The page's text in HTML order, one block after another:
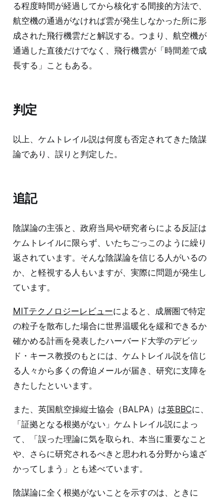
る程度時間が経過してから核化する間接的方法で、
航空機の通過がなければ雲が発生しなかった所に形
成された飛行機雲だと解説する。つまり、航空機が
通過した直後だけでなく、飛行機雲が「時間差で成
長する」こともある。
判定
以上、ケムトレイル説は何度も否定されてきた陰謀
論であり、誤りと判定した。
追記
陰謀論の主張と、政府当局や研究者らによる反証は
ケムトレイルに限らず、いたちごっこのように繰り
返されています。そんな陰謀論を信じる人がいるの
か、と軽視する人もいますが、実際に問題が発生し
ています。
MITテクノロジーレビューによると、成層圏で特定
の粒子を散布した場合に世界温暖化を緩和できるか
確かめる計画を発表したハーバード大学のデビッ
ド・キース教授のもとには、ケムトレイル説を信じ
る人々から多くの脅迫メールが届き、研究に支障を
きたしたといいます。
また、英国航空操縦士協会（BALPA）は英BBCに、
「証拠となる根拠がない」ケムトレイル説によっ
て、「誤った理論に気を取られ、本当に重要なこと
や、さらに研究されるべきと思われる分野から遠ざ
かってしまう」とも述べています。
陰謀論に全く根拠がないことを示すのは、ときに